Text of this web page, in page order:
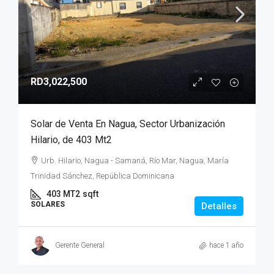
RD3,022,500
Solar de Venta En Nagua, Sector Urbanización
Hilario, de 403 Mt2
Urb. Hilario, Nagua - Samaná, Río Mar, Nagua, María
Trinidad Sánchez, República Dominicana
403 MT2 sqft
SOLARES Detalles
Gerente General hace 1 año